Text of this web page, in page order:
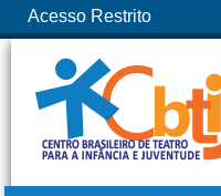
Acesso Restrito